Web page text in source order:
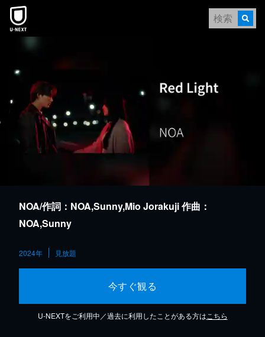
本文へスキップ
NOA/作詞：NOA,Sunny,Mio Jorakuji 作曲：
NOA,Sunny
2024年 見放題
今すぐ観る
U-NEXTをご利用中／過去に利用したことがある方は こちら